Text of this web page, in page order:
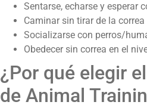
Sentarse, echarse y esperar
Caminar sin tirar de la
Socializarse con perros/
Obedecer sin correa en el
¿Por qué elegir el
de Animal